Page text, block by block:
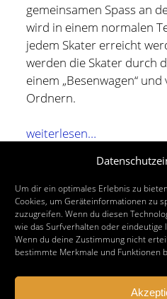
Um dir ein optimales Erlebnis zu
Cookies, um Geräteinformationen zu
zuzugreifen. Wenn du diesen
wie das Surfverhalten oder eindeutige
Wenn du deine Zustimmung nicht
bestimmte Merkmale und Funktionen
gemeinsamen Spass an
wird in einem normalen
jedem Skater erreicht
werden die Skater durch
einem „Besenwagen“
Ordnern.
weiterlesen…
night
Einbeck
–
Termine
2018
Seitennummerierung
der
Beiträge
Vorherige 1 … 6 7 8